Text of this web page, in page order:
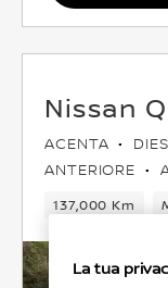
Nissan
ACENTA
ANTERIORE
137,000 Km
La tua